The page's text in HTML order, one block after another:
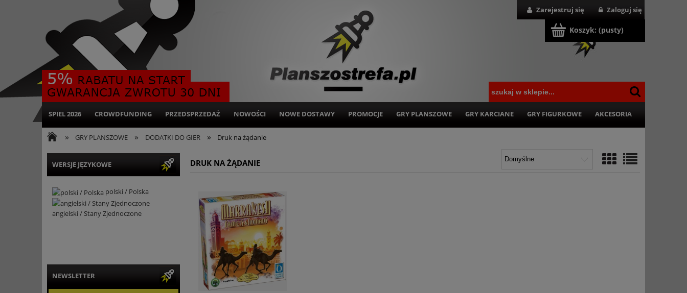
Zarejestruj się Zaloguj się
Koszyk: (pusty)
SPIEL 2026 CROWDFUNDING PRZEDSPRZEDAŻ NOWOŚCI NOWE DOSTAWY PROMOCJE GRY PLANSZOWE GRY KARCIANE GRY FIGURKOWE AKCESORIA
» GRY PLANSZOWE » DODATKI DO GIER » Druk na żądanie
WERSJE JĘZYKOWE
polski / Polska
angielski / Stany Zjednoczone
NEWSLETTER
DRUK NA ŻĄDANIE